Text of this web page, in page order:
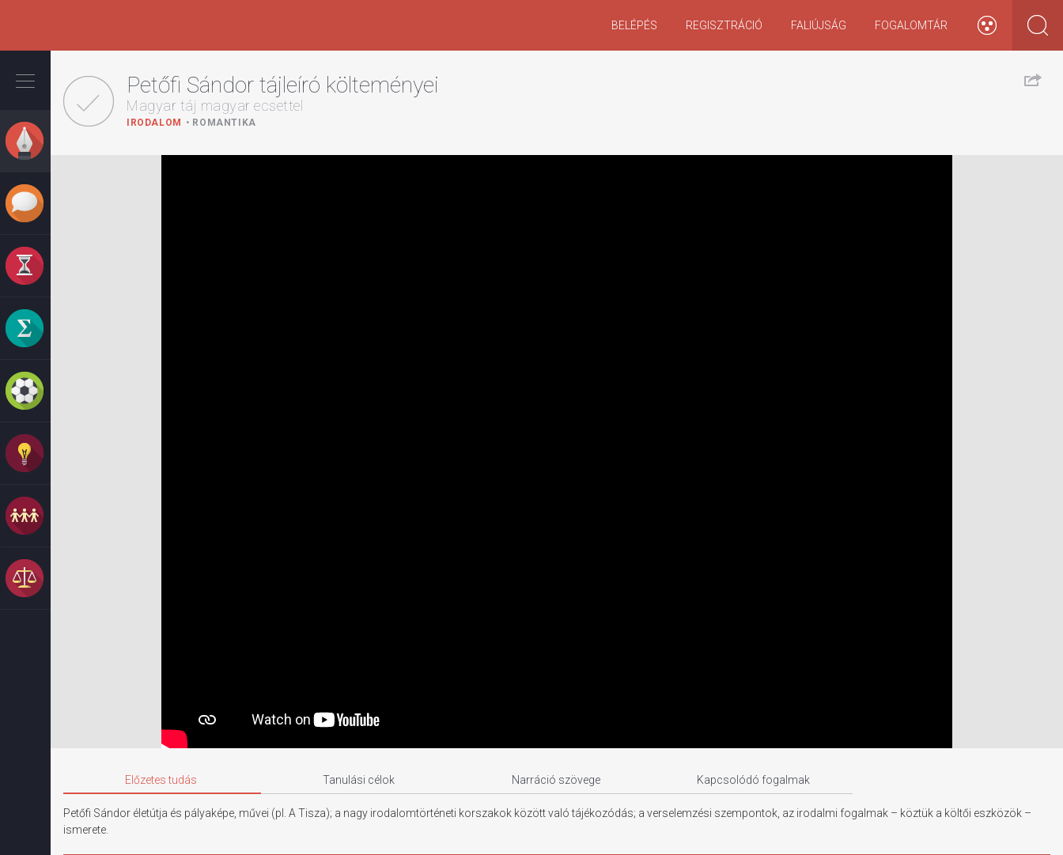
tartalomra
REGISZTRÁCIÓ FALIÚJSÁG FOGALOMTÁR
BELÉPÉS
Petőfi Sándor tájleíró költeményei
Magyar táj magyar ecsettel
IRODALOM ROMANTIKA
Előzetes tudás Tanulási célok Narráció szövege Kapcsolódó fogalmak
Petőfi Sándor életútja és pályaképe, művei (pl. A Tisza); a nagy irodalomtörténeti korszakok között való tájékozódás; a verselemzési szempontok, az irodalmi fogalmak – köztük a költői eszközök –
ismerete.